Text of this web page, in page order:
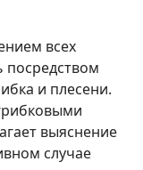
всех
и плесени.
выяснение
случае